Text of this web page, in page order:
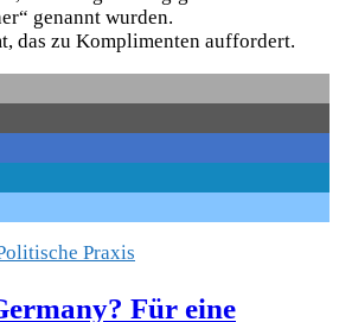
genannt wurden.
das zu Komplimenten auffordert.
Praxis
Für eine